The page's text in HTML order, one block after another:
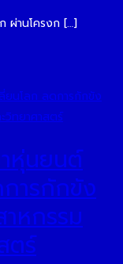
ผ่านโครงก […]
าหุ่นยนต์
การกักขัง
หกรรม
ตร์